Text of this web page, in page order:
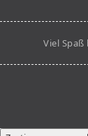
Viel